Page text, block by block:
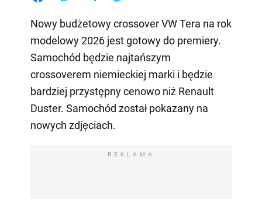
Nowy budżetowy crossover VW Tera na rok
modelowy 2026 jest gotowy do premiery.
Samochód będzie najtańszym
crossoverem niemieckiej marki i będzie
bardziej przystępny cenowo niż Renault
Duster. Samochód został pokazany na
nowych zdjęciach.
REKLAMA